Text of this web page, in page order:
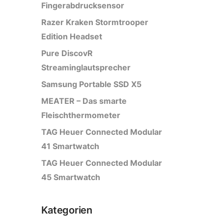
Fingerabdrucksensor
Razer Kraken Stormtrooper
Edition Headset
Pure DiscovR
Streaminglautsprecher
Samsung Portable SSD X5
MEATER – Das smarte
Fleischthermometer
TAG Heuer Connected Modular
41 Smartwatch
TAG Heuer Connected Modular
45 Smartwatch
Kategorien